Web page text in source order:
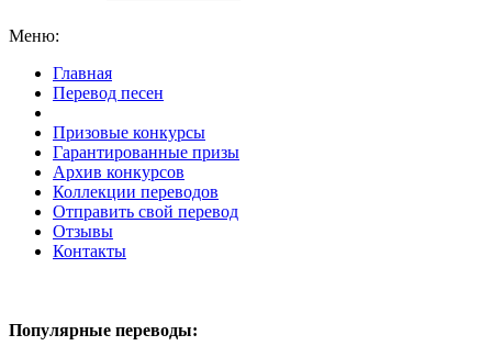
Меню:
Главная
Перевод песен
Призовые конкурсы
Гарантированные призы
Архив конкурсов
Коллекции переводов
Отправить свой перевод
Отзывы
Контакты
Популярные переводы: